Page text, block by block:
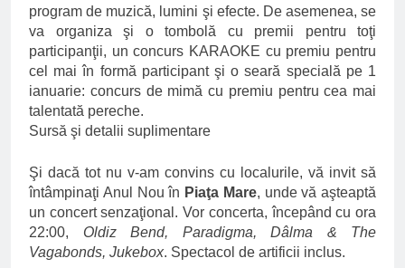
program de muzică, lumini şi efecte. De asemenea, se
va organiza şi o tombolă cu premii pentru toţi
participanţii, un concurs KARAOKE cu premiu pentru
cel mai în formă participant şi o seară specială pe 1
ianuarie: concurs de mimă cu premiu pentru cea mai
talentată pereche.
Sursă şi detalii suplimentare
Şi dacă tot nu v-am convins cu localurile, vă invit să
întâmpinaţi Anul Nou în Piaţa Mare, unde vă aşteaptă
un concert senzaţional. Vor concerta, începând cu ora
22:00, Oldiz Bend, Paradigma, Dâlma & The
Vagabonds, Jukebox. Spectacol de artificii inclus.